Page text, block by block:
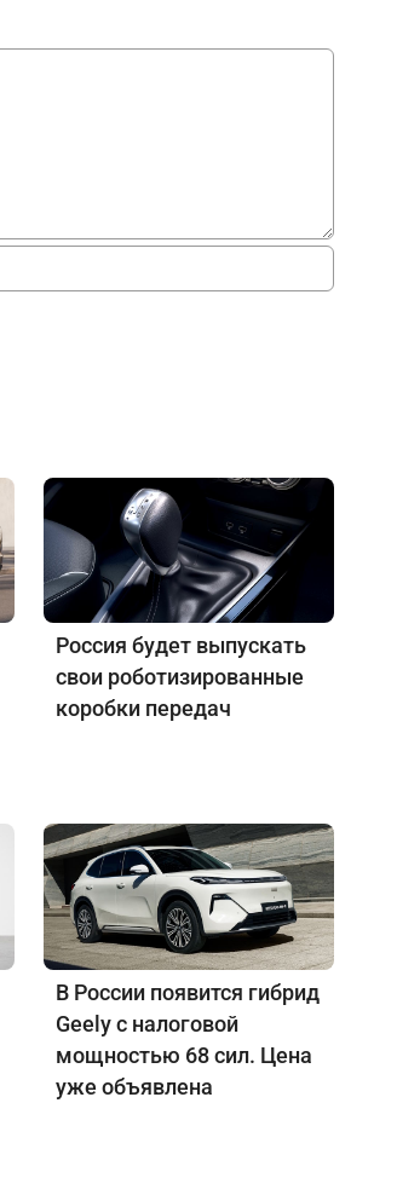
Россия будет выпускать
свои роботизированные
коробки передач
В России появится гибрид
Geely с налоговой
мощностью 68 сил. Цена
уже объявлена